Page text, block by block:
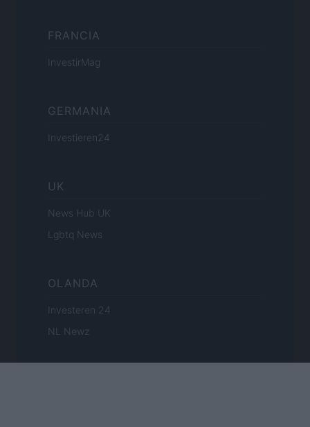
FRANCIA
InvestirMag
GERMANIA
Investieren24
UK
News Hub UK
Lgbtq News
OLANDA
Investeren 24
NL Newz